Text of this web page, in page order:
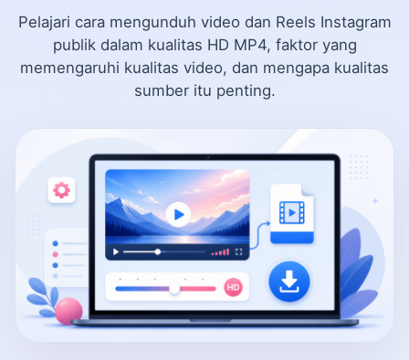
Pelajari cara mengunduh video dan Reels Instagram
publik dalam kualitas HD MP4, faktor yang
memengaruhi kualitas video, dan mengapa kualitas
sumber itu penting.